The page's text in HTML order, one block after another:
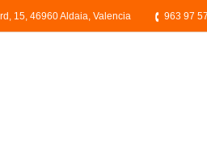
15, 46960 Aldaia, Valencia 963 97